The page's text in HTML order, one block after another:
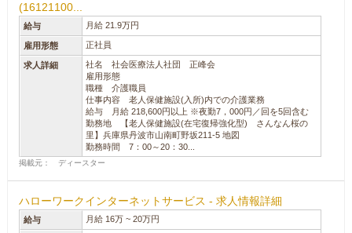
(16121100...
給与 月給 21.9万円
雇用形態 正社員
求人詳細
社名 社会医療法人社団 正峰会
雇用形態
職種 介護職員
仕事内容 老人保健施設(入所)内での介護業務
給与 月給 218,600円以上 ※夜勤7，000円／回を5回含む
勤務地 【老人保健施設(在宅復帰強化型) さんなん桜の
里】兵庫県丹波市山南町野坂211-5 地図
勤務時間 7：00～20：30...
掲載元： ディースター
ハローワークインターネットサービス - 求人情報詳細
給与 月給 16万 ~ 20万円